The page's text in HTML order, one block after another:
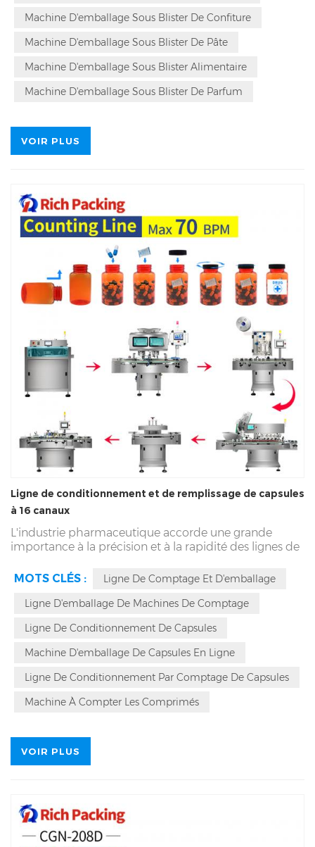
péristaltiques sont adaptées à la plupart des
Machine D'emballage Sous Blister De Confiture
Machine D'emballage Sous Blister De Pâte
Machine D'emballage Sous Blister Alimentaire
Machine D'emballage Sous Blister De Parfum
VOIR PLUS
Ligne de conditionnement et de remplissage de capsules
à 16 canaux
L'industrie pharmaceutique accorde une grande
importance à la précision et à la rapidité des lignes de
production pharmaceutique efficace. Notre ligne
d'embouteillage de comprimés et de gélules à 16
canaux, capable de produire 70 flacons par minute
pièces), joue un rôle essentiel dans l'amélioration de
produits.
MOTS CLÉS :
Ligne De Comptage Et D'emballage
Ligne D'emballage De Machines De Comptage
Ligne De Conditionnement De Capsules
Machine D'emballage De Capsules En Ligne
Ligne De Conditionnement Par Comptage De Capsules
Machine À Compter Les Comprimés
VOIR PLUS